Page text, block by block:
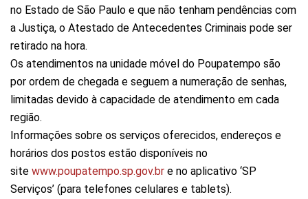
no Estado de São Paulo e que não tenham pendências com
a Justiça, o Atestado de Antecedentes Criminais pode ser
retirado na hora.
Os atendimentos na unidade móvel do Poupatempo são
por ordem de chegada e seguem a numeração de senhas,
limitadas devido à capacidade de atendimento em cada
região.
Informações sobre os serviços oferecidos, endereços e
horários dos postos estão disponíveis no
site www.poupatempo.sp.gov.br e no aplicativo ‘SP
Serviços’ (para telefones celulares e tablets).